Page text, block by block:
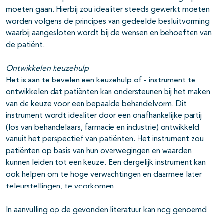
moeten gaan. Hierbij zou idealiter steeds gewerkt moeten
worden volgens de principes van gedeelde besluitvorming
waarbij aangesloten wordt bij de wensen en behoeften van
de patiënt.
Ontwikkelen keuzehulp
Het is aan te bevelen een keuzehulp of - instrument te
ontwikkelen dat patiënten kan ondersteunen bij het maken
van de keuze voor een bepaalde behandelvorm. Dit
instrument wordt idealiter door een onafhankelijke partij
(los van behandelaars, farmacie en industrie) ontwikkeld
vanuit het perspectief van patiënten. Het instrument zou
patiënten op basis van hun overwegingen en waarden
kunnen leiden tot een keuze. Een dergelijk instrument kan
ook helpen om te hoge verwachtingen en daarmee later
teleurstellingen, te voorkomen.
In aanvulling op de gevonden literatuur kan nog genoemd